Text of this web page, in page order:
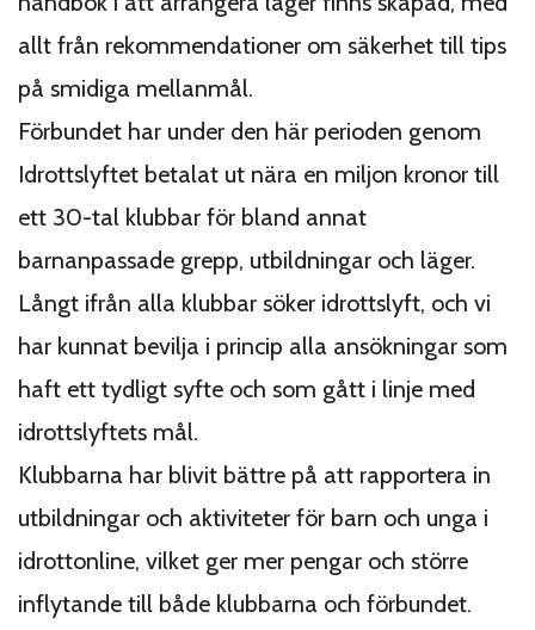
allt från rekommendationer om säkerhet till tips
på smidiga mellanmål.
Förbundet har under den här perioden genom
Idrottslyftet betalat ut nära en miljon kronor till
ett 30-tal klubbar för bland annat
barnanpassade grepp, utbildningar och läger.
Långt ifrån alla klubbar söker idrottslyft, och vi
har kunnat bevilja i princip alla ansökningar som
haft ett tydligt syfte och som gått i linje med
idrottslyftets mål.
Klubbarna har blivit bättre på att rapportera in
utbildningar och aktiviteter för barn och unga i
idrottonline, vilket ger mer pengar och större
inflytande till både klubbarna och förbundet.